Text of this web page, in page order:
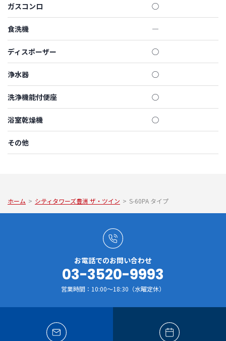
ガスコンロ ◯
食洗機 ―
ディスポーザー ◯
浄水器 ◯
洗浄機能付便座 ◯
浴室乾燥機 ◯
その他
ホーム > シティタワーズ豊洲 ザ・ツイン > S-60PA タイプ
お電話でのお問い合わせ
03-3520-9993
営業時間：10:00～18:30（水曜定休）